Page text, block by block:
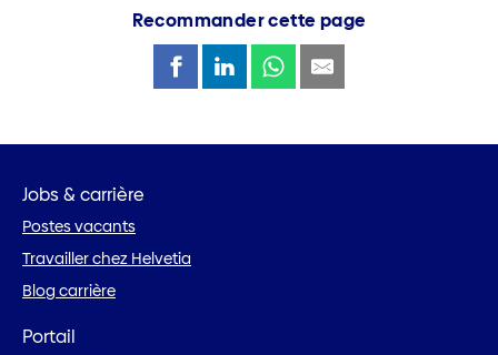
Recommander cette page
Jobs & carrière
Postes vacants
Travailler chez Helvetia
Blog carrière
Portail